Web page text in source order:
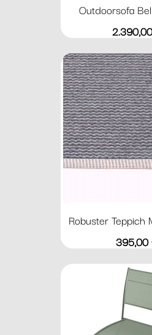
Outdoorsofa
Preis
Robuster Teppich
Preis